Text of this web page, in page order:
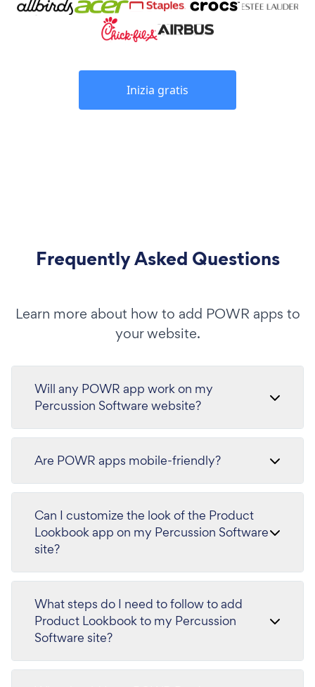
Inizia gratis
Frequently Asked Questions
Learn more about how to add POWR apps to
your website.
Will any POWR app work on my
Percussion Software website?
Are POWR apps mobile-friendly?
Can I customize the look of the Product
Lookbook app on my Percussion Software
site?
What steps do I need to follow to add
Product Lookbook to my Percussion
Software site?